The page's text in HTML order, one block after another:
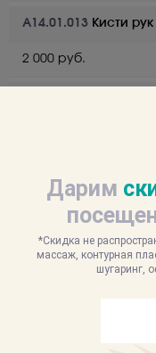
A14.01.013 Кисти рук
2 000 руб.
2 500 руб.
A14.01.013Ягодицы
Дарим
*Скидка не
массаж, контурная
шугаринг,